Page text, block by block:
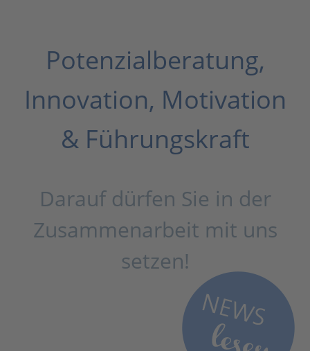
Potenzialberatung,
Innovation, Motivation
& Führungskraft
Darauf dürfen Sie in der
Zusammenarbeit mit uns
setzen!